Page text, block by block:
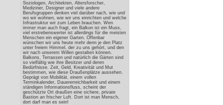
Soziologen, Architekten, Altersforscher,
Mediziner, Designer und viele andere
Berufsgruppen denken viel darüber nach, wie und
wo wir wohnen, wie wir uns einrichten und welche
Infrastruktur wir zum Leben brauchen. Wen
immer man auch fragt, ein Balkon ist ein Muss,
viel erstrebenswerter ist allerdings für die meisten
Menschen ein eigener Garten. Offenbar
wünschen wir uns heute mehr denn je den Platz
unter freiem Himmel, der zu uns gehört, und den
wir nach unserem Willen gestalten können.
Balkons, Terrassen und natürlich die Gärten sind
so vielfältig wie ihre Besitzer und deren
Bedürfnisse. Zeit, Geld, Kreativität und Mut
bestimmen, wie diese Draußenplätze aussehen.
Geprägt von Mobilität, einem vollen
Terminkalender, Dauererreichbarkeit und einem
ständigen Informationsfluss, scheint der
geschützte Ort draußen eine sichere, private
Bastion an frischer Luft. Dort ist man Mensch,
dort darf man es sein!